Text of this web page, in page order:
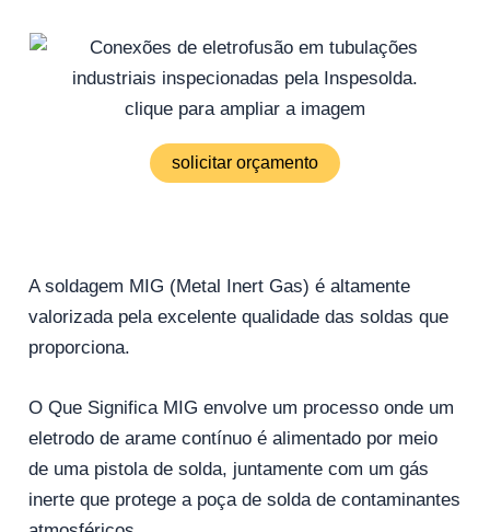
clique para ampliar a imagem
solicitar orçamento
A soldagem MIG (Metal Inert Gas) é altamente
valorizada pela excelente qualidade das soldas que
proporciona.
O Que Significa MIG envolve um processo onde um
eletrodo de arame contínuo é alimentado por meio
de uma pistola de solda, juntamente com um gás
inerte que protege a poça de solda de contaminantes